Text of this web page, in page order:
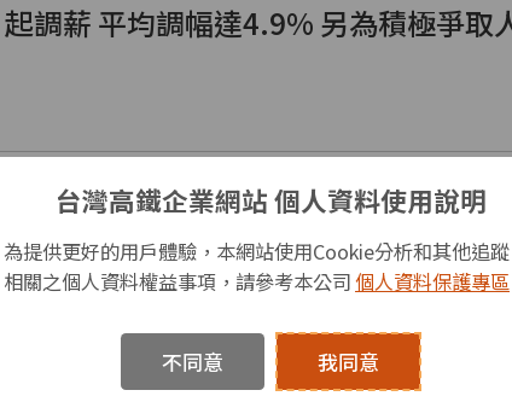
調薪 平均調幅達4.9% 另為積極爭取
調薪作業原則」案之審議，高鐵公司也隨即對全體同仁
後高鐵營運績效與業績展望等因素進行評估，同時參酌
達5%以上。本次調薪超過104年以來歷次調薪幅度，以
針對一般維修、行控、號誌通訊與電力維修等部分特定
挑戰下，能保持高鐵營運能量的穩定度。經參酌各類特
員為例，起薪將由37,500元增至40,500元；而號誌通訊
任上述職務同仁之薪資標準，並給予適度調增。
台灣高鐵企業網站 個人資料使用說明
為提供更好的用戶體驗，本網站使用Cookie分析和其他追蹤
相關之個人資料權益事項，請參考本公司個人資料保護專區
不同意 我同意